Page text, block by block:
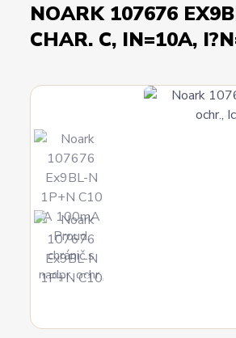
NOARK 107676
CHAR. C, IN=10A,